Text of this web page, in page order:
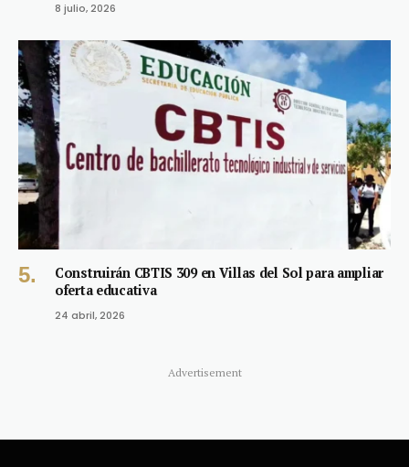
8 julio, 2026
Construirán CBTIS 309 en Villas del Sol para ampliar
oferta educativa
24 abril, 2026
Advertisement